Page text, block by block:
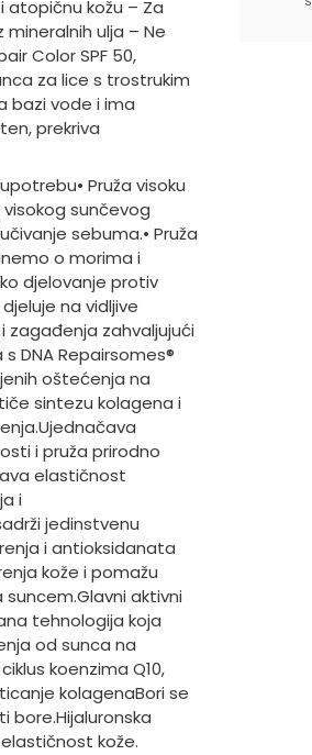
atopičnu kožu – Za
mineralnih ulja – Ne
Color SPF 50,
za lice s trostrukim
bazi vode i ima
prekriva
• Pruža visoku
sunčevog
sebuma.• Pruža
o morima i
djelovanje protiv
na vidljive
zagađenja zahvaljujući
s DNA Repairsomes®
oštećenja na
sintezu kolagena i
Ujednačava
i pruža prirodno
elastičnost
i
jedinstvenu
i antioksidanata
kože i pomažu
suncem.Glavni aktivni
tehnologija koja
od sunca na
koenzima Q10,
kolagenaBori se
bore.Hijaluronska
kože.